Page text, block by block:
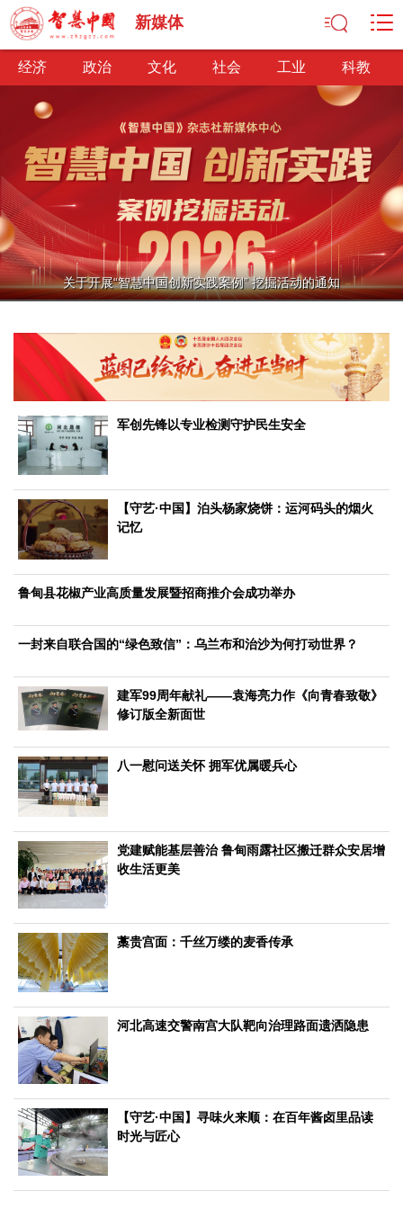
新媒体
经济 政治 文化 社会 工业 科教
经济
经济观察
经济转型
供给侧改革
政治
深化改革 依法治国 司法公正 民主政治
观察思考
文化
中华文化 核心价值 文化产业 文化事业
艺术百家
文化观察
智海钩沉
社会
社会治理 社会保障
工业
装备制造 智能制造
科教
科技观察 创新前沿 智慧教育 职业教育
三农
国防
国防建设 军民融合 兵器装备
国际
中国与世界 国际视点
生态文明 能源资源 环境保护 地方生态 休闲旅游
视频
地方
京 津 冀 晋
赣
鲁 豫 鄂 湘 粤 桂 琼 渝 川 黔 滇
藏
陕
甘 新 港 澳 台
智库
智库建设 智库专家 智库战略 智库之声
信息
地方动态 地方强音
关于开展“智慧中国创新实践案例” 挖掘活动的通知
军创先锋以专业检测守护民生安全
【守艺·中国】泊头杨家烧饼：运河码头的烟火
记忆
鲁甸县花椒产业高质量发展暨招商推介会成功举办
一封来自联合国的“绿色致信”：乌兰布和治沙为何打动世界？
建军99周年献礼——袁海亮力作《向青春致敬》
修订版全新面世
八一慰问送关怀 拥军优属暖兵心
党建赋能基层善治 鲁甸雨露社区搬迁群众安居增
收生活更美
藁贵宫面：千丝万缕的麦香传承
河北高速交警南宫大队靶向治理路面遗洒隐患
【守艺·中国】寻味火来顺：在百年酱卤里品读
时光与匠心